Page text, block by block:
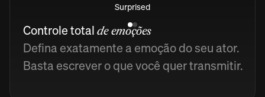
Surprised
Controle total de emoções
Defina exatamente a emoção do seu ator.
Basta escrever o que você quer transmitir.